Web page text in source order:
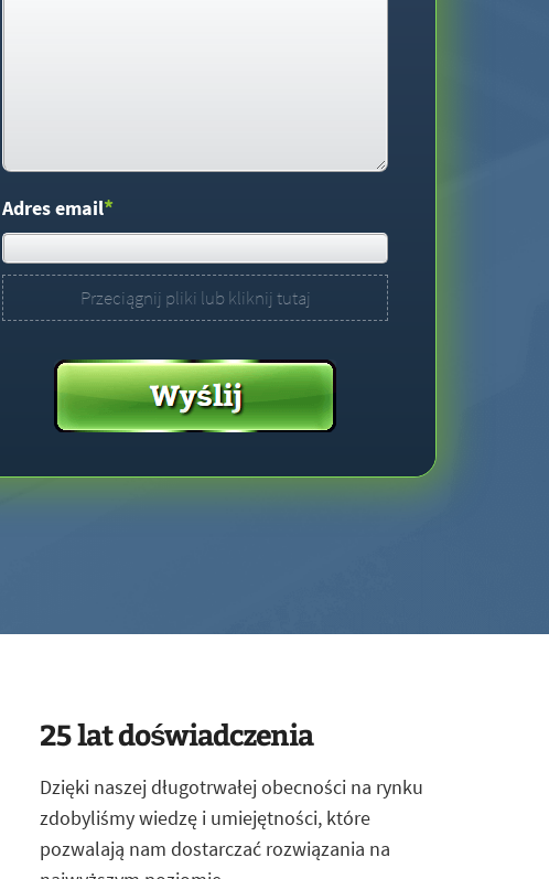
Adres email*
Przeciągnij pliki lub kliknij tutaj
25 lat doświadczenia
Dzięki naszej długotrwałej obecności na rynku
zdobyliśmy wiedzę i umiejętności, które
pozwalają nam dostarczać rozwiązania na